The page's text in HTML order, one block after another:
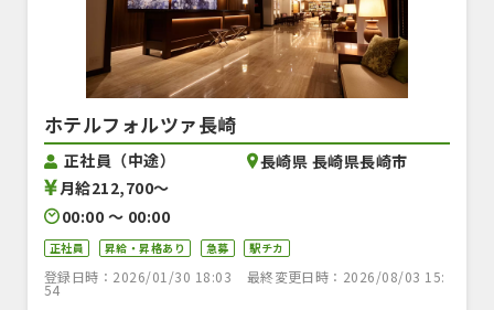
ホテルフォルツァ長崎
正社員（中途）
月給212,700〜
00:00 〜 00:00
長崎県 長崎県長崎市
正社員 昇給・昇格あり 急募 駅チカ
登録日時：2026/01/30 18:03 最終変更日時：2026/08/03 15:
54